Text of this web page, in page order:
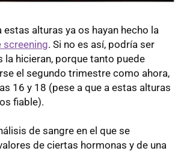
estas alturas ya os hayan hecho la
screening. Si no es así, podría ser
la hicieran, porque tanto puede
el segundo trimestre como ahora,
16 y 18 (pese a que a estas alturas
fiable).
de sangre en el que se
de ciertas hormonas y de una